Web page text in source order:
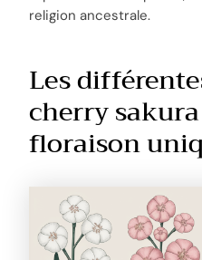
religion ancestrale.
Les
cherry
floraison